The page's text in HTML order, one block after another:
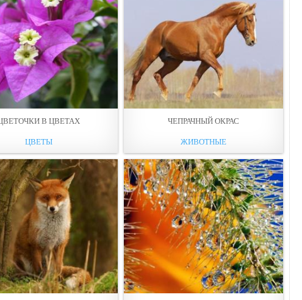
В ЦВЕТАХ
ЦВЕТЫ
ЧЕПРАЧНЫЙ ОКРАС
ЖИВОТНЫЕ